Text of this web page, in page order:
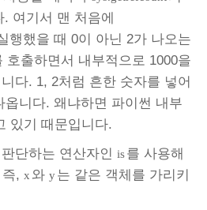
여기서 맨 처음에
행했을 때 0이 아닌 2가 나오는
호출하면서 내부적으로 1000을
다. 1, 2처럼 흔한 숫자를 넣어
니다. 왜냐하면 파이썬 내부
있기 때문입니다.
단하는 연산자인 is를 사용해
, x 와 y는 같은 객체를 가리키